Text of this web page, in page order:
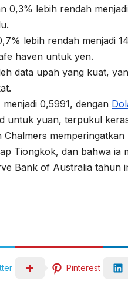
0,3% lebih rendah
lebih rendah menjadi
haven untuk yen.
data upah yang kuat,
0,5991, dengan
untuk yuan, terpukul
Tiongkok, dan bahwa ia
Bank of Australia tahun
Pinterest